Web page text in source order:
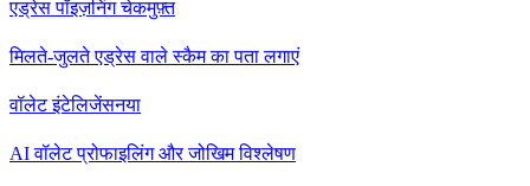
एड्रेस पॉइज़निंग चेकमुफ़्त
मिलते-जुलते एड्रेस वाले स्कैम का पता लगाएं
वॉलेट इंटेलिजेंसनया
AI वॉलेट प्रोफाइलिंग और जोखिम विश्लेषण